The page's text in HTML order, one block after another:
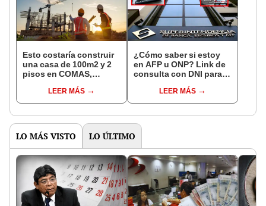
Esto costaría construir
una casa de 100m2 y 2
pisos en COMAS,
distritos de LIMA
NORTE
LEER MÁS
¿Cómo saber si estoy
en AFP u ONP? Link de
consulta con DNI para
pensiones estás
LEER MÁS
LO MÁS VISTO LO ÚLTIMO